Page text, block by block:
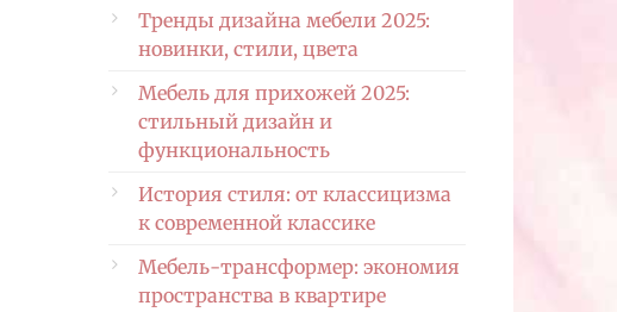
Тренды дизайна мебели 2025:
новинки, стили, цвета
Мебель для прихожей 2025:
стильный дизайн и
функциональность
История стиля: от классицизма
к современной классике
Мебель-трансформер: экономия
пространства в квартире